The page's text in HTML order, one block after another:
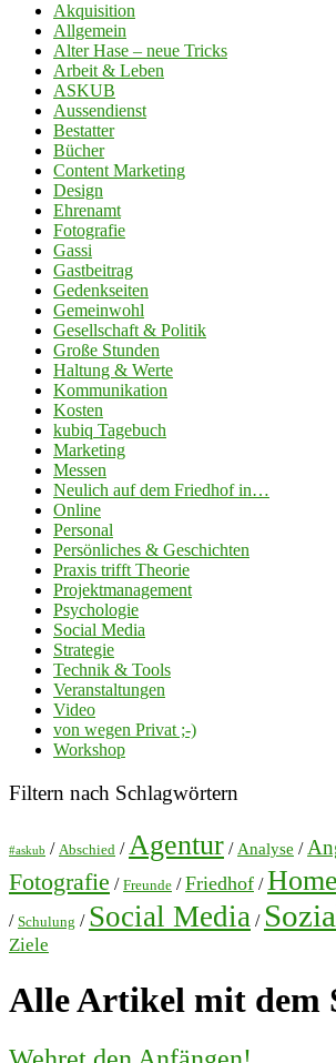
Akquisition
Allgemein
Alter Hase – neue Tricks
Arbeit & Leben
ASKUB
Aussendienst
Bestatter
Bücher
Content Marketing
Design
Ehrenamt
Fotografie
Gassi
Gastbeitrag
Gedenkseiten
Gemeinwohl
Gesellschaft & Politik
Große Stunden
Haltung & Werte
Kommunikation
Kosten
kubiq Tagebuch
Marketing
Messen
Neulich auf dem Friedhof in…
Online
Personal
Persönliches & Geschichten
Praxis trifft Theorie
Projektmanagement
Psychologie
Social Media
Strategie
Technik & Tools
Veranstaltungen
Video
von wegen Privat ;-)
Workshop
Filtern nach Schlagwörtern
#askub / Abschied / Agentur / Analyse /
Fotografie / Freunde /Friedhof /
/ Schulung / Social Media /
Ziele
Alle Artikel mit dem